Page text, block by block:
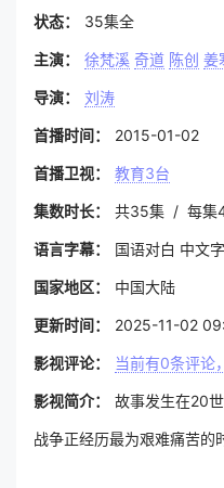
状态： 35集全
主演： 徐梵溪 奇道 陈创 姜
导演： 刘涛
首播时间： 2015-01-02
首播卫视： 教育3台
集数时长： 共35集 / 每集
语言字幕： 国语对白 中文
国家地区： 中国大陆
更新时间： 2025-11-02
影视评论： 当前有0条评论，
影视简介： 故事发生在20
战争正经历最为艰难痛苦的
灭中国军队的有生力量。川